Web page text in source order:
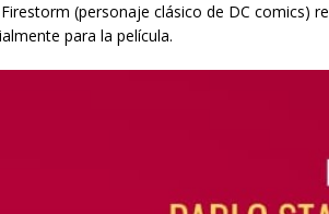
(personaje clásico de DC comics)
para la película.